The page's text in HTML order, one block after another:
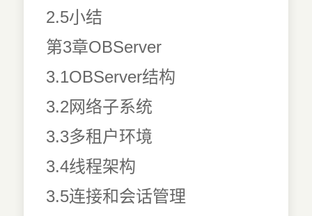
2.5小结
第3章OBServer
3.1OBServer结构
3.2网络子系统
3.3多租户环境
3.4线程架构
3.5连接和会话管理